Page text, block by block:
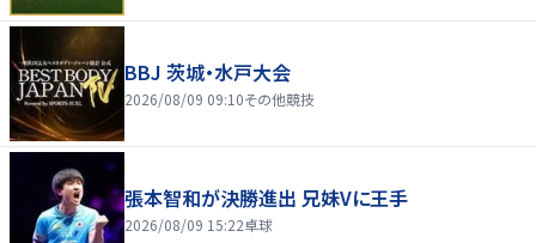
BBJ 茨城・水戸大会
2026/08/09 09:10その他競技
張本智和が決勝進出 兄妹Vに王手
2026/08/09 15:22卓球